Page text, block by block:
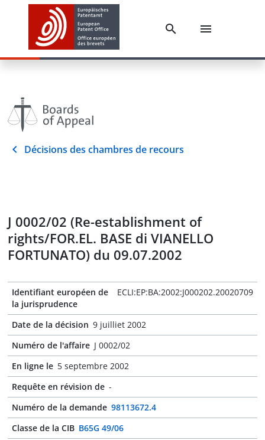
Décisions des chambres de recours
J 0002/02 (Re-establishment of
rights/FOR.EL. BASE di VIANELLO
FORTUNATO) du 09.07.2002
Identifiant européen de
la jurisprudence
ECLI:EP:BA:2002:J000202.20020709
Date de la décision 9 juilliet 2002
Numéro de l'affaire J 0002/02
En ligne le 5 septembre 2002
Requête en révision de -
Numéro de la demande 98113672.4
Classe de la CIB B65G 49/06